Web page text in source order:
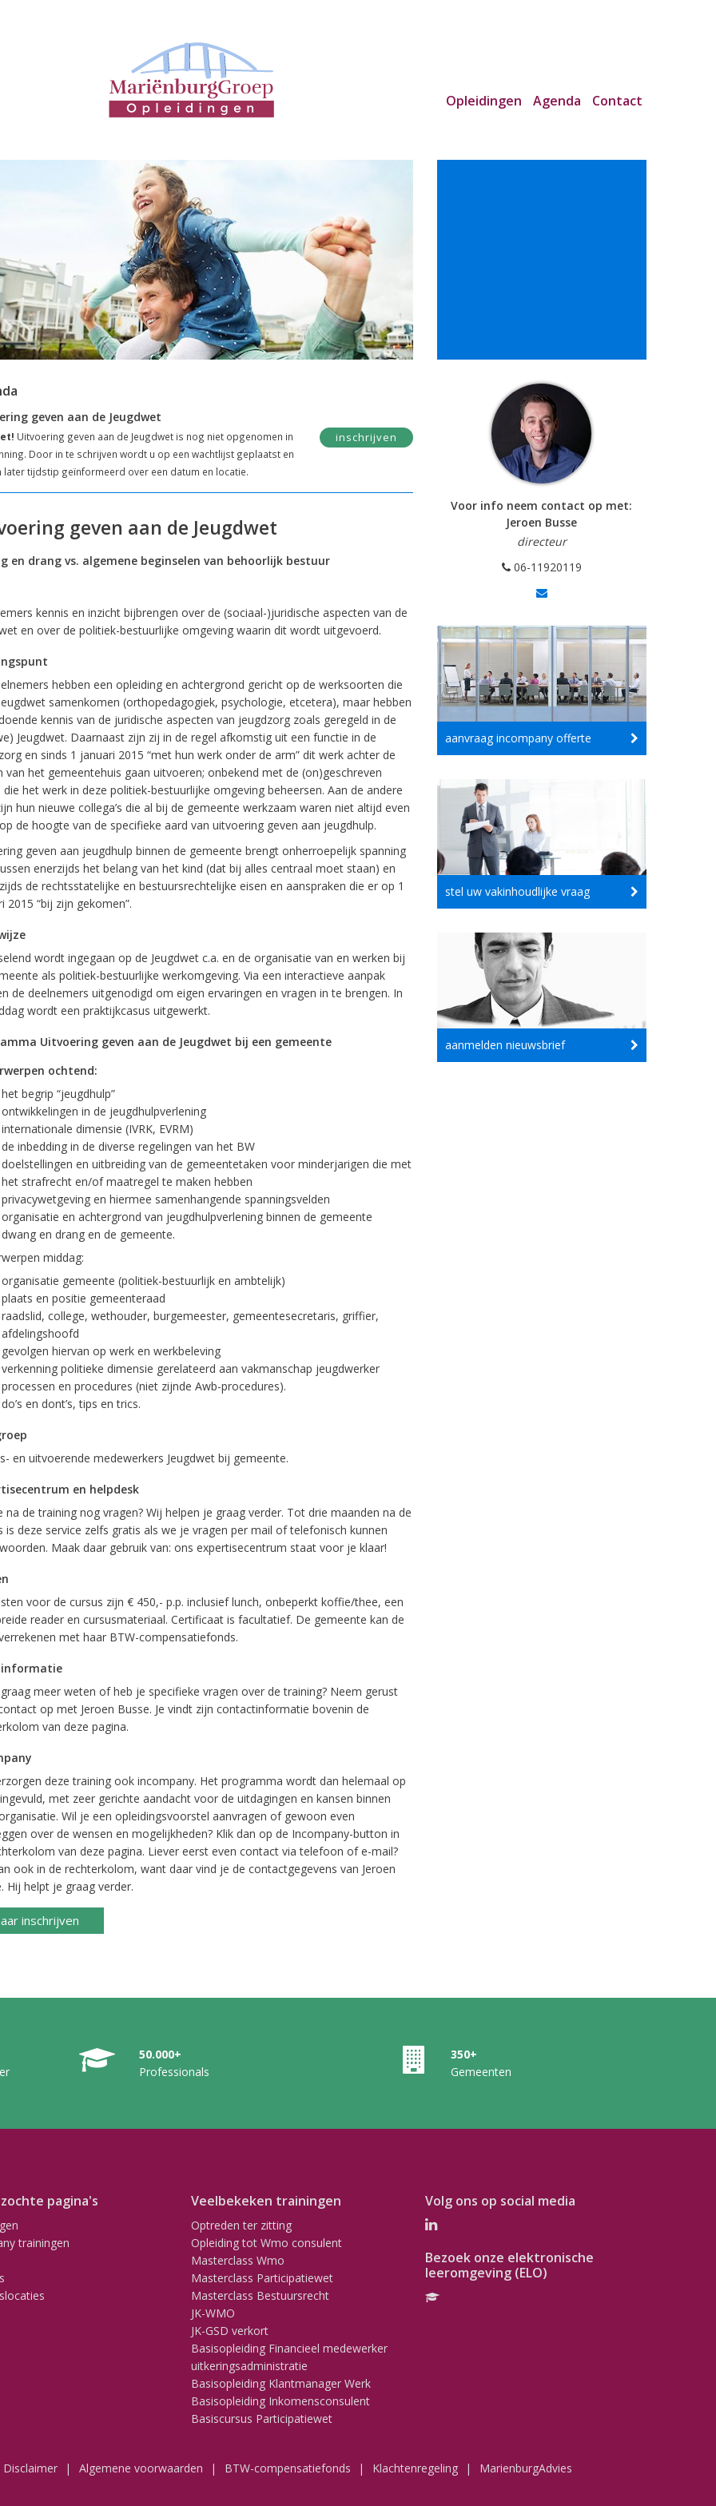
Opleidingen Agenda Contact
geven aan de Jeugdwet
Uitvoering geven aan de Jeugdwet is nog niet opgenomen in
Door in te schrijven wordt u op een wachtlijst geplaatst en
later tijdstip geïnformeerd over een datum en locatie.
inschrijven
geven aan de Jeugdwet
en drang vs. algemene beginselen van behoorlijk bestuur
kennis en inzicht bijbrengen over de (sociaal-)juridische aspecten van de
en over de politiek-bestuurlijke omgeving waarin dit wordt uitgevoerd.
hebben een opleiding en achtergrond gericht op de werksoorten die
samenkomen (orthopedagogiek, psychologie, etcetera), maar hebben
kennis van de juridische aspecten van jeugdzorg zoals geregeld in de
Jeugdwet. Daarnaast zijn zij in de regel afkomstig uit een functie in de
en sinds 1 januari 2015 “met hun werk onder de arm” dit werk achter de
van het gemeentehuis gaan uitvoeren; onbekend met de (on)geschreven
die het werk in deze politiek-bestuurlijke omgeving beheersen. Aan de andere
hun nieuwe collega’s die al bij de gemeente werkzaam waren niet altijd even
de hoogte van de specifieke aard van uitvoering geven aan jeugdhulp.
geven aan jeugdhulp binnen de gemeente brengt onherroepelijk spanning
enerzijds het belang van het kind (dat bij alles centraal moet staan) en
de rechtsstatelijke en bestuursrechtelijke eisen en aanspraken die er op 1
2015 “bij zijn gekomen”.
wordt ingegaan op de Jeugdwet c.a. en de organisatie van en werken bij
als politiek-bestuurlijke werkomgeving. Via een interactieve aanpak
de deelnemers uitgenodigd om eigen ervaringen en vragen in te brengen. In
wordt een praktijkcasus uitgewerkt.
Uitvoering geven aan de Jeugdwet bij een gemeente
ochtend:
het begrip “jeugdhulp”
ontwikkelingen in de jeugdhulpverlening
internationale dimensie (IVRK, EVRM)
de inbedding in de diverse regelingen van het BW
doelstellingen en uitbreiding van de gemeentetaken voor minderjarigen die met
het strafrecht en/of maatregel te maken hebben
privacywetgeving en hiermee samenhangende spanningsvelden
organisatie en achtergrond van jeugdhulpverlening binnen de gemeente
dwang en drang en de gemeente.
middag:
organisatie gemeente (politiek-bestuurlijk en ambtelijk)
plaats en positie gemeenteraad
raadslid, college, wethouder, burgemeester, gemeentesecretaris, griffier,
afdelingshoofd
gevolgen hiervan op werk en werkbeleving
verkenning politieke dimensie gerelateerd aan vakmanschap jeugdwerker
processen en procedures (niet zijnde Awb-procedures).
do’s en dont’s, tips en trics.
en uitvoerende medewerkers Jeugdwet bij gemeente.
en helpdesk
na de training nog vragen? Wij helpen je graag verder. Tot drie maanden na de
is deze service zelfs gratis als we je vragen per mail of telefonisch kunnen
Maak daar gebruik van: ons expertisecentrum staat voor je klaar!
voor de cursus zijn € 450,- p.p. inclusief lunch, onbeperkt koffie/thee, een
reader en cursusmateriaal. Certificaat is facultatief. De gemeente kan de
met haar BTW-compensatiefonds.
informatie
meer weten of heb je specifieke vragen over de training? Neem gerust
op met Jeroen Busse. Je vindt zijn contactinformatie bovenin de
van deze pagina.
deze training ook incompany. Het programma wordt dan helemaal op
met zeer gerichte aandacht voor de uitdagingen en kansen binnen
Wil je een opleidingsvoorstel aanvragen of gewoon even
over de wensen en mogelijkheden? Klik dan op de Incompany-button in
van deze pagina. Liever eerst even contact via telefoon of e-mail?
ook in de rechterkolom, want daar vind je de contactgegevens van Jeroen
Hij helpt je graag verder.
inschrijven
Voor info neem contact op met:
Jeroen Busse
directeur
06-11920119
aanvraag incompany offerte
stel uw vakinhoudlijke vraag
aanmelden nieuwsbrief
50.000+
Professionals
350+
Gemeenten
pagina's
trainingen
Veelbekeken trainingen
Optreden ter zitting
Opleiding tot Wmo consulent
Masterclass Wmo
Masterclass Participatiewet
Masterclass Bestuursrecht
JK-WMO
JK-GSD verkort
Basisopleiding Financieel medewerker
uitkeringsadministratie
Basisopleiding Klantmanager Werk
Basisopleiding Inkomensconsulent
Basiscursus Participatiewet
Volg ons op social media
Bezoek onze elektronische
leeromgeving (ELO)
Disclaimer Algemene voorwaarden BTW-compensatiefonds Klachtenregeling MarienburgAdvies